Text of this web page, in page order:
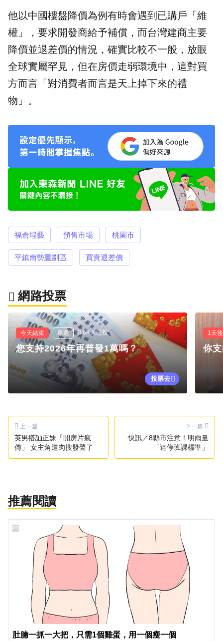
他以中國樓盤降價為例有時會遇到已購戶「維
權」，要求開發商給予補償，而台灣建商主要
降價並退差價的情況，確實比較不一般，放眼
全球實屬罕見，但在房價走弱環境中，這對買
方而言「對消費者而言是天上掉下來的禮
物」。
福倉埕藝 預售市場 桃園市
平鎮南勢重劃區 買貴退差價
網路投票
今天結束 單選 3.6K人已投
您支持2026年再普發1萬嗎？
投票去
1天
你
上一篇
英男搭訕正妹「開房片瘋
傳」 女主角遭肉搜發聲了
下一篇
快訊／8縣市注意！明雨量
「達停班課標準」
推薦閱讀
肚腩一抓一大把，只需1個雞蛋，用一個瘦一個
PR